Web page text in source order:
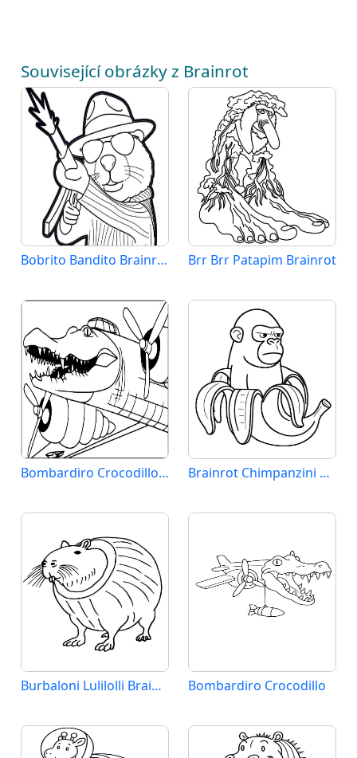
Související obrázky z Brainrot
Bobrito Bandito Brainrot Brr Brr Patapim Brainrot
Bombardiro Crocodillo Brainrot Brainrot Chimpanzini Bananini
Burbaloni Lulilolli Brainrot Bombardiro Crocodillo